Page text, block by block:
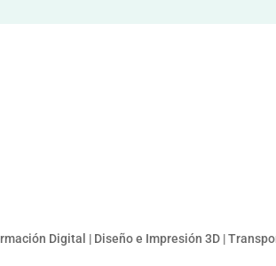
Digital | Diseño e Impresión 3D |